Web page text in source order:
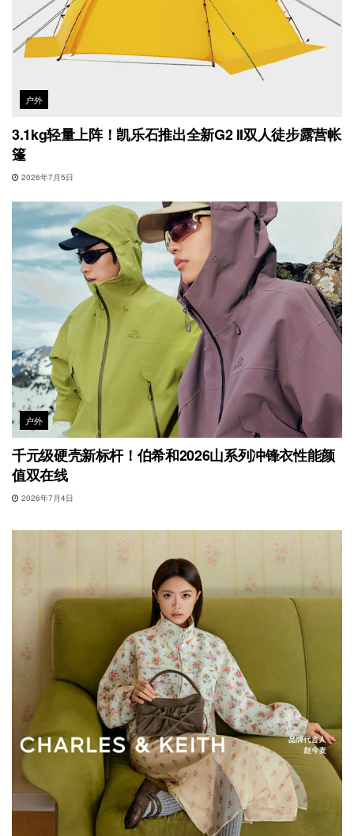
户外
3.1kg轻量上阵！凯乐石推出全新G2 II双人徒步露营帐
篷
2026年7月5日
户外
千元级硬壳新标杆！伯希和2026山系列冲锋衣性能颜
值双在线
2026年7月4日